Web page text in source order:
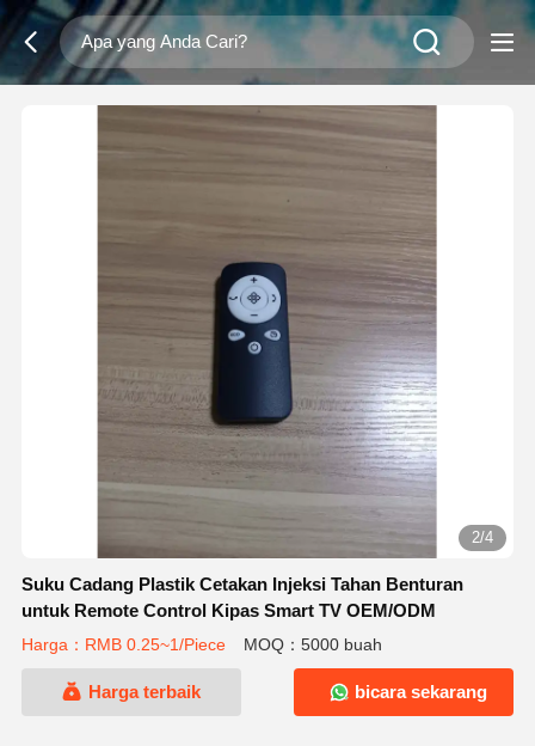
2/4
Suku Cadang Plastik Cetakan Injeksi Tahan Benturan
untuk Remote Control Kipas Smart TV OEM/ODM
Harga：RMB 0.25~1/Piece MOQ：5000 buah
Harga terbaik bicara sekarang